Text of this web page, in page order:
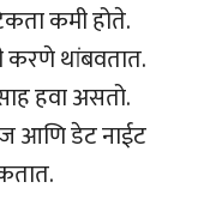
कमी होते.
करणे थांबवतात.
हवा असतो.
आणि डेट नाईट